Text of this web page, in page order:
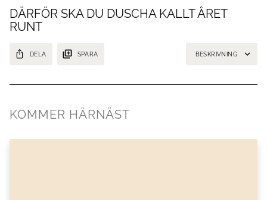
DÄRFÖR SKA DU DUSCHA KALLT ÅRET
RUNT
DELA SPARA BESKRIVNING
KOMMER HÄRNÄST